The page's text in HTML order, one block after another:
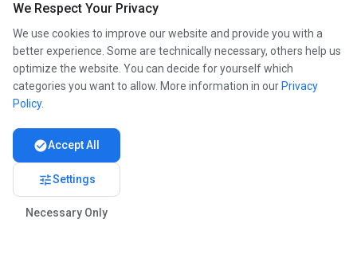
We Respect Your Privacy
We use cookies to improve our website and provide you with a
better experience. Some are technically necessary, others help us
optimize the website. You can decide for yourself which
categories you want to allow. More information in our Privacy
Policy.
check_circleAccept All
tuneSettings
Necessary Only